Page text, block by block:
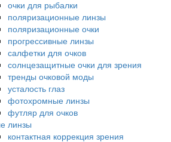
очки для рыбалки
поляризационные линзы
поляризационные очки
прогрессивные линзы
салфетки для очков
солнцезащитные очки для зрения
тренды очковой моды
усталость глаз
фотохромные линзы
футляр для очков
линзы
контактная коррекция зрения